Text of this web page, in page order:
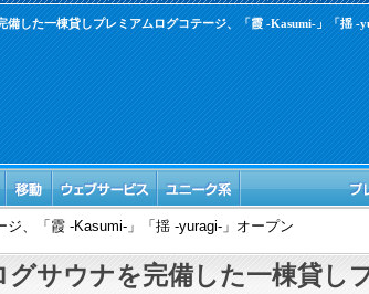
備した一棟貸しプレミアムログコテージ、「霞 -Kasumi-」「揺 -
、「霞 -Kasumi-」「揺 -yuragi-」オープン
グサウナを完備した一棟貸し